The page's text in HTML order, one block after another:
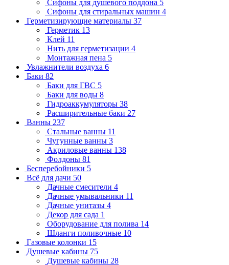
Сифоны для душевого поддона 5
Сифоны для стиральных машин 4
Герметизирующие материалы 37
Герметик 13
Клей 11
Нить для герметизации 4
Монтажная пена 5
Увлажнители воздуха 6
Баки 82
Баки для ГВС 5
Баки для воды 8
Гидроаккумуляторы 38
Расширительные баки 27
Ванны 237
Стальные ванны 11
Чугунные ванны 3
Акриловые ванны 138
Фолдоны 81
Бесперебойники 5
Всё для дачи 50
Дачные смесители 4
Дачные умывальники 11
Дачные унитазы 4
Декор для сада 1
Оборудование для полива 14
Шланги поливочные 10
Газовые колонки 15
Душевые кабины 75
Душевые кабины 28